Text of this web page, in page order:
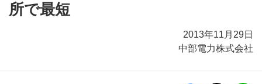
所で最短
2013年11月29日
中部電力株式会社